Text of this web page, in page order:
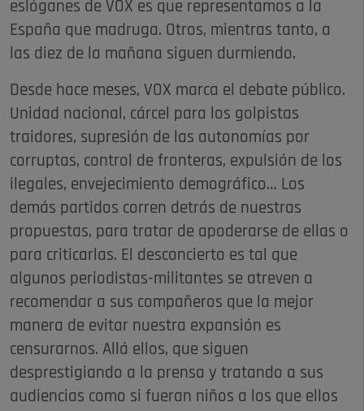
eslóganes de VOX es que representamos a la
España que madruga. Otros, mientras tanto, a
las diez de la mañana siguen durmiendo.
Desde hace meses, VOX marca el debate público.
Unidad nacional, cárcel para los golpistas
traidores, supresión de las autonomías por
corruptas, control de fronteras, expulsión de los
ilegales, envejecimiento demográfico… Los
demás partidos corren detrás de nuestras
propuestas, para tratar de apoderarse de ellas o
para criticarlas. El desconcierto es tal que
algunos periodistas-militantes se atreven a
recomendar a sus compañeros que la mejor
manera de evitar nuestra expansión es
censurarnos. Allá ellos, que siguen
desprestigiando a la prensa y tratando a sus
audiencias como si fueran niños a los que ellos